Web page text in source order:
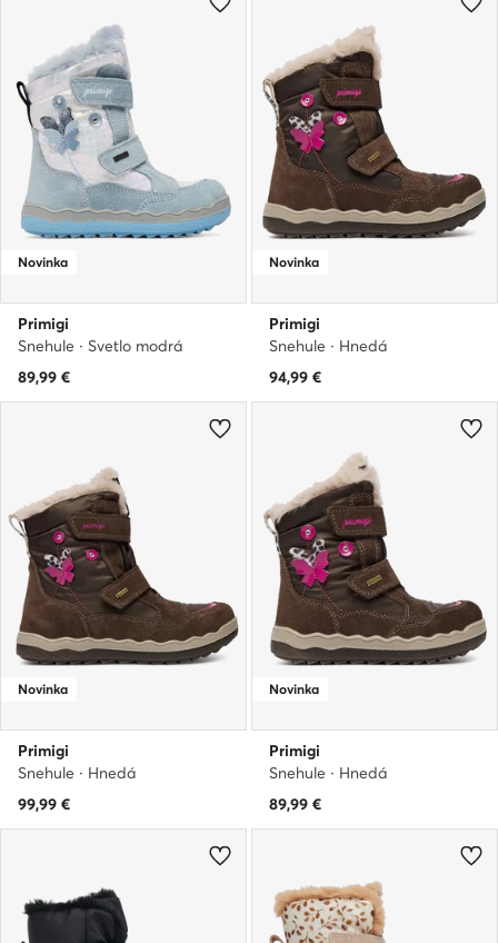
Novinka
Primigi
Snehule · Svetlo modrá
89,99 €
Novinka
Primigi
Snehule · Hnedá
94,99 €
Novinka
Primigi
Snehule · Hnedá
99,99 €
Novinka
Primigi
Snehule · Hnedá
89,99 €